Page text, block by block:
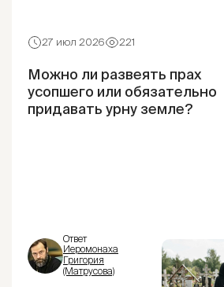
27 июл 2026 221
Можно ли развеять прах
усопшего или обязательно
придавать урну земле?
Ответ
Иеромонаха
Григория
(Матрусова)